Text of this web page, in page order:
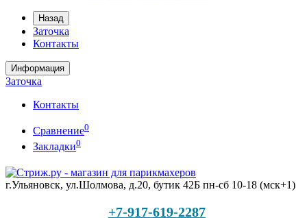
Назад
Заточка
Контакты
Информация
Заточка
Контакты
Сравнение0
Закладки0
г.Ульяновск, ул.Шолмова, д.20, бутик 42Б пн-сб 10-18 (мск+1)
+7-917-619-2287